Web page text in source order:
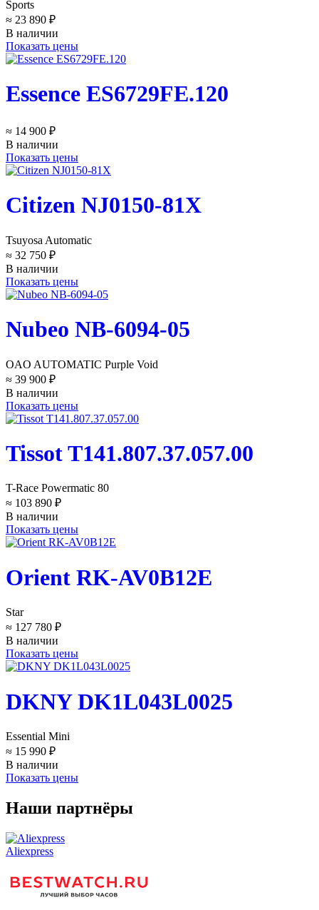
Sports
≈ 23 890 ₽
В наличии
Показать цены
Essence ES6729FE.120
≈ 14 900 ₽
В наличии
Показать цены
Citizen NJ0150-81X
Tsuyosa Automatic
≈ 32 750 ₽
В наличии
Показать цены
Nubeo NB-6094-05
OAO AUTOMATIC Purple Void
≈ 39 900 ₽
В наличии
Показать цены
Tissot T141.807.37.057.00
T-Race Powermatic 80
≈ 103 890 ₽
В наличии
Показать цены
Orient RK-AV0B12E
Star
≈ 127 780 ₽
В наличии
Показать цены
DKNY DK1L043L0025
Essential Mini
≈ 15 990 ₽
В наличии
Показать цены
Наши партнёры
Aliexpress